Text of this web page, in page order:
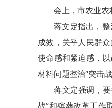
会上，市农业农
蒋文定指出，
成效，关乎人民群
使命感和紧迫感，
材料问题整治“突击
蒋文定强调，
战”和殡葬改革工作